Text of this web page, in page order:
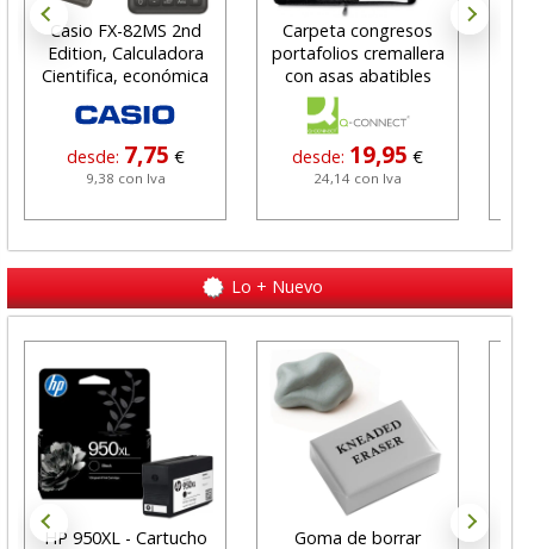
Casio FX-82MS 2nd
Edition, Calculadora
Cientifica, económica
desde: 7,75 €
9,38 con Iva
Carpeta congresos
portafolios cremallera
con asas abatibles
desde: 19,95 €
24,14 con Iva
Lo + Nuevo
HP 950XL - Cartucho
Goma de borrar